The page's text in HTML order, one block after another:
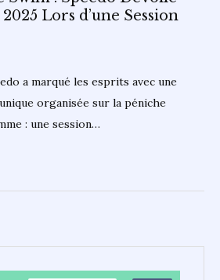
Lors d’une Session
a marqué les esprits avec une
organisée sur la péniche
: une session…